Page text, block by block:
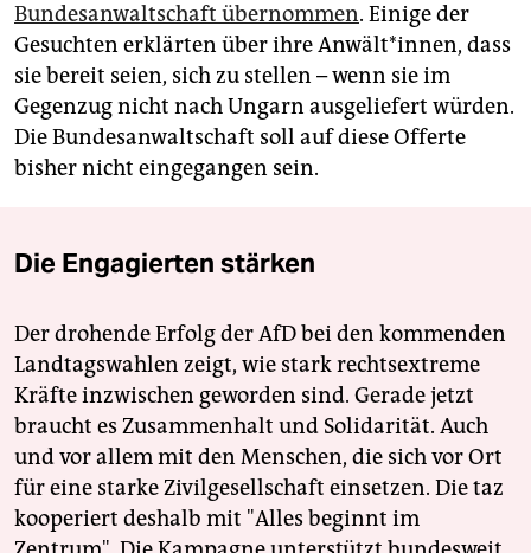
Bundesanwaltschaft übernommen. Einige der
Gesuchten erklärten über ihre Anwält*innen, dass
sie bereit seien, sich zu stellen – wenn sie im
Gegenzug nicht nach Ungarn ausgeliefert würden.
Die Bundesanwaltschaft soll auf diese Offerte
bisher nicht eingegangen sein.
Die Engagierten stärken
Der drohende Erfolg der AfD bei den kommenden
Landtagswahlen zeigt, wie stark rechtsextreme
Kräfte inzwischen geworden sind. Gerade jetzt
braucht es Zusammenhalt und Solidarität. Auch
und vor allem mit den Menschen, die sich vor Ort
für eine starke Zivilgesellschaft einsetzen. Die taz
kooperiert deshalb mit "Alles beginnt im